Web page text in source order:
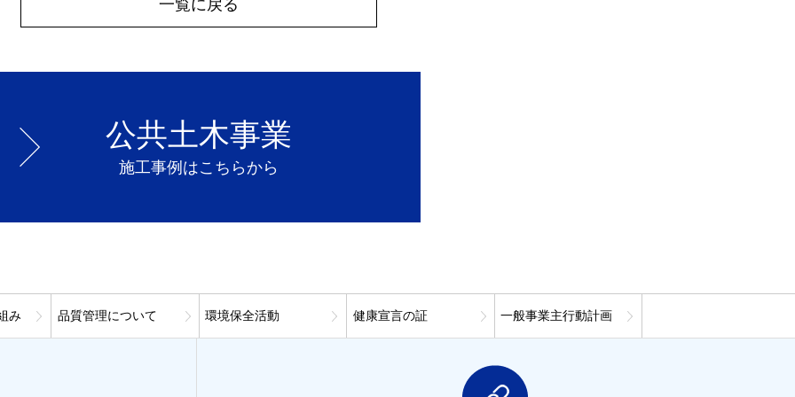
一覧に戻る
公共土木事業
施工事例はこちらから
み 品質管理について 環境保全活動 健康宣言の証 一般事業主行動計画